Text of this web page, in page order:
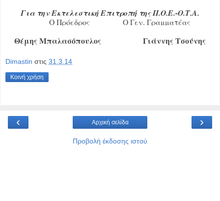
Για την Εκτελεστική Επιτροπή της Π.Ο.Ε.-Ο.Τ.Α.
Ο Πρόεδρος Ο Γεν. Γραμματέας
Θέμης Μπαλασόπουλος Γιάννης Τσούνης
Dimastin στις 31.3.14
Κοινή χρήση
‹ ›
Αρχική σελίδα
Προβολή έκδοσης ιστού